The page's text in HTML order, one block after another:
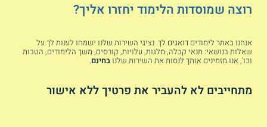
תכנית מקוונת ללימודי אנגלית מרחוק. קורסי
המכללה וגם לתלמידים מחו"ל שמעוניינים
להשתתף בתכניות השונות של מוסד הלימוד.
התכנית מציעה למשתתפים שיעורים מוקלטים
להתייעץ ולקבל מענה ממנחים. במרכז י.נ.ר
רוצה שמוסדות הלימוד יחזרו אליך?
אנחנו באתר לימודים דואגים לך. נציגי השירות שלנו ישמחו לענות לך על
שאלות בנושאי: תנאי קבלה, מלגות, עלויות, קורסים, משך הלימודים, הטבות
וכו', אנו מזמינים אותך לנסות את השירות שלנובחינם.
מתחייבים לא להעביר את פרטיך ללא אישור